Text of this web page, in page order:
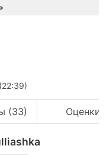
(33) Оценки